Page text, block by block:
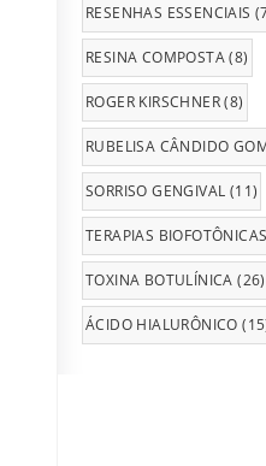
RESENHAS ESSENCIAIS
RESINA COMPOSTA(8)
ROGER KIRSCHNER(8)
RUBELISA CÂNDIDO
SORRISO GENGIVAL (11)
TERAPIAS BIOFOTÔNICAS
TOXINA BOTULÍNICA (26)
ÁCIDO HIALURÔNICO